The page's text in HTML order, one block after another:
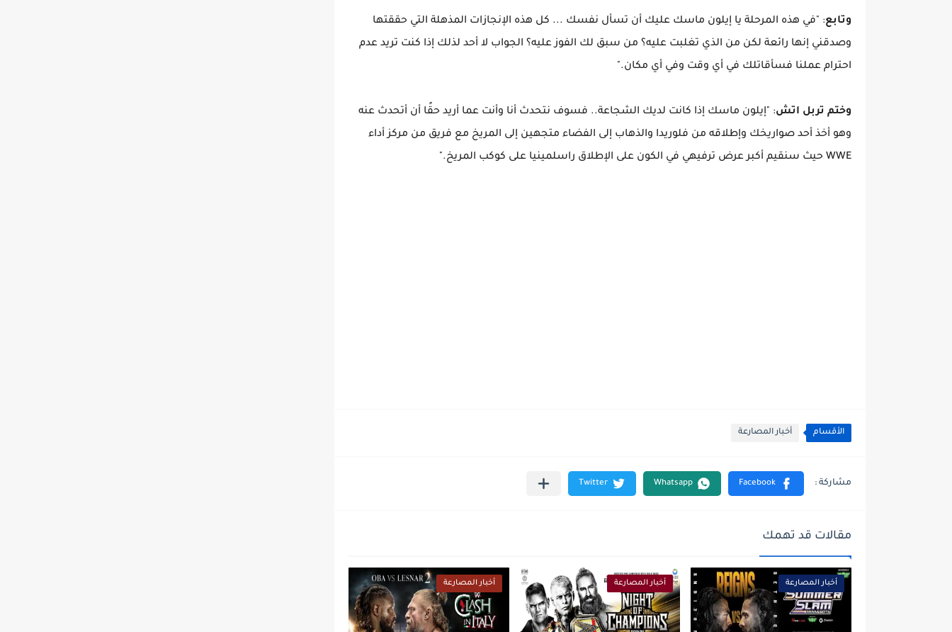
وتابع: "في هذه المرحلة يا إيلون ماسك عليك أن تسأل نفسك ... كل هذه الإنجازات المذهلة التي حققتها
وصدقني إنها رائعة لكن من الذي تغلبت عليه؟ من سبق لك الفوز عليه؟ الجواب لا أحد لذلك إذا كنت تريد عدم
احترام عملنا فسأقاتلك في أي وقت وفي أي مكان."
وختم تربل اتش: "إيلون ماسك إذا كانت لديك الشجاعة.. فسوف نتحدث أنا وأنت عما أريد حقًا أن أتحدث عنه
وهو أخذ أحد صواريخك وإطلاقه من فلوريدا والذهاب إلى الفضاء متجهين إلى المريخ مع فريق من مركز أداء
WWE حيث سنقيم أكبر عرض ترفيهي في الكون على الإطلاق راسلمينيا على كوكب المريخ."
الأقسام أخبار المصارعة
مقالات قد تهمك
أخبار المصارعة أخبار المصارعة أخبار المصارعة